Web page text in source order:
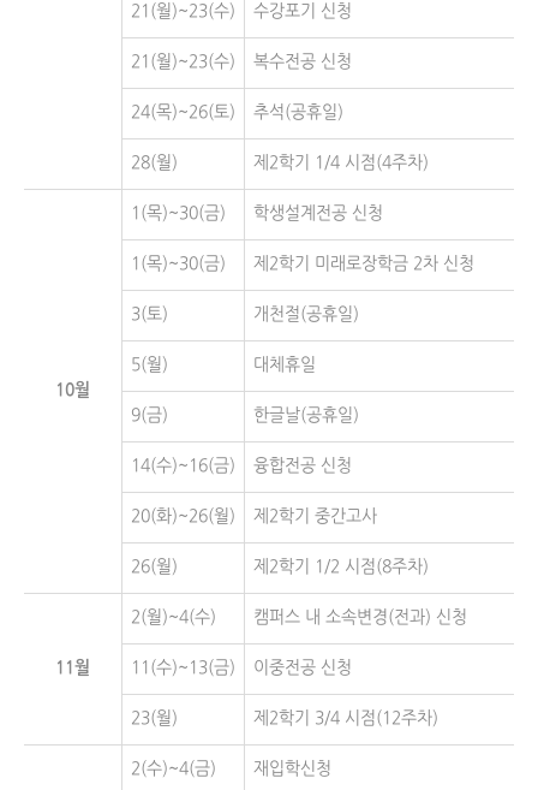
21(월)~23(수) 수강포기 신청
21(월)~23(수) 복수전공 신청
24(목)~26(토) 추석(공휴일)
28(월) 제2학기 1/4 시점(4주차)
10월
1(목)~30(금) 학생설계전공 신청
1(목)~30(금) 제2학기 미래로장학금 2차 신청
3(토) 개천절(공휴일)
5(월) 대체휴일
9(금) 한글날(공휴일)
14(수)~16(금) 융합전공 신청
20(화)~26(월) 제2학기 중간고사
26(월) 제2학기 1/2 시점(8주차)
11월
2(월)~4(수) 캠퍼스 내 소속변경(전과) 신청
11(수)~13(금) 이중전공 신청
23(월) 제2학기 3/4 시점(12주차)
2(수)~4(금) 재입학신청